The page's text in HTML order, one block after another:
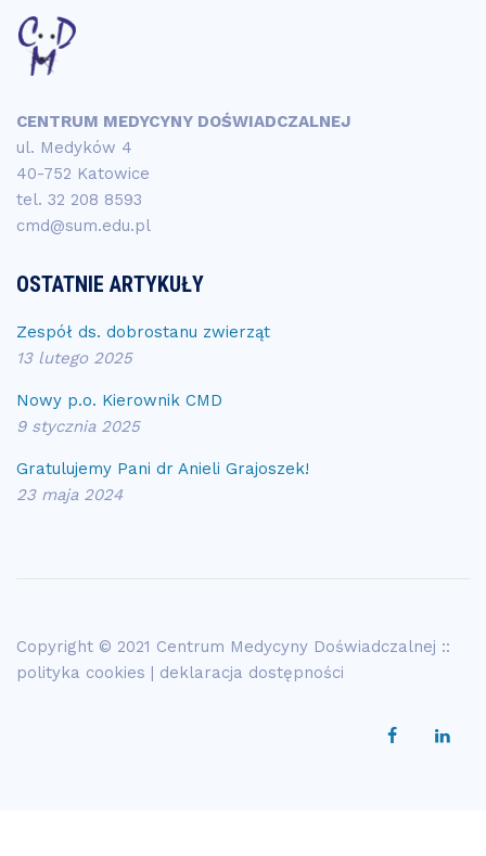
CENTRUM MEDYCYNY DOŚWIADCZALNEJ
ul. Medyków 4
40-752 Katowice
tel. 32 208 8593
cmd@sum.edu.pl
OSTATNIE ARTYKUŁY
Zespół ds. dobrostanu zwierząt
13 lutego 2025
Nowy p.o. Kierownik CMD
9 stycznia 2025
Gratulujemy Pani dr Anieli Grajoszek!
23 maja 2024
Copyright © 2021 Centrum Medycyny Doświadczalnej ::
polityka cookies | deklaracja dostępności